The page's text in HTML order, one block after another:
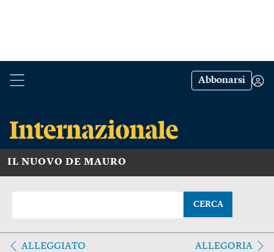
Abbonarsi
IL NUOVO DE MAURO
CERCA
ALLEGGIATO ALLEGORIA